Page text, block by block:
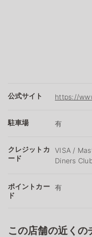
公式サイト https://
駐車場 有
クレジットカ
ード
VISA /
Diners
ポイントカー
ド
有
この店舗の近くの